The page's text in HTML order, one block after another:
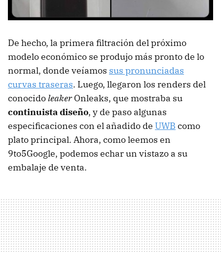
De hecho, la primera filtración del próximo
modelo económico se produjo más pronto de lo
normal, donde veíamos sus pronunciadas
curvas traseras. Luego, llegaron los renders del
conocidoleakerOnleaks, que mostraba su
continuista diseño, y de paso algunas
especificaciones con el añadido de UWB como
plato principal. Ahora, como leemos en
9to5Google, podemos echar un vistazo a su
embalaje de venta.